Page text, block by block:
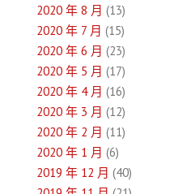
2020 年 8 月 (13)
2020 年 7 月 (15)
2020 年 6 月 (23)
2020 年 5 月 (17)
2020 年 4 月 (16)
2020 年 3 月 (12)
2020 年 2 月 (11)
2020 年 1 月 (6)
2019 年 12 月 (40)